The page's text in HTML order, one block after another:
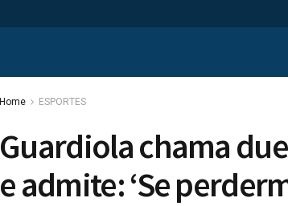
Home ESPORTES
Guardiola chama
e admite: ‘Se